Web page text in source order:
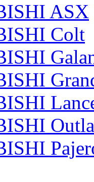
ASX
Colt